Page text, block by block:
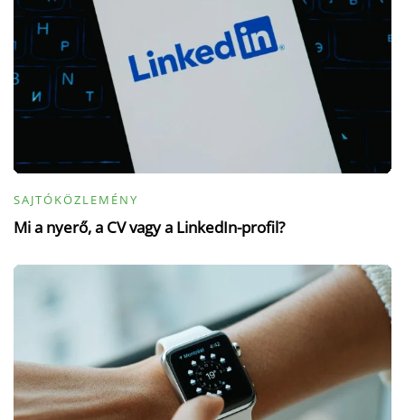
SAJTÓKÖZLEMÉNY
Mi a nyerő, a CV vagy a LinkedIn-profil?